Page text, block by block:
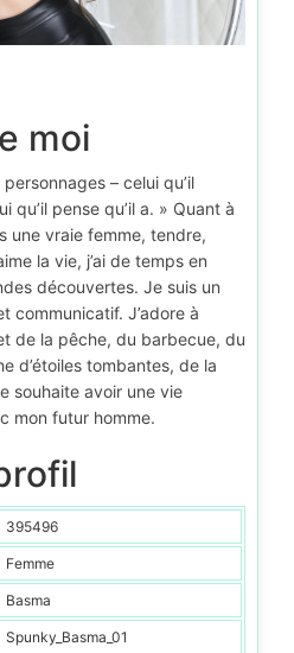
moi
– celui qu’il
qu’il pense qu’il a. » Quant à
une vraie femme, tendre,
la vie, j’ai de temps en
découvertes. Je suis un
communicatif. J’adore à
de la pêche, du barbecue, du
d’étoiles tombantes, de la
souhaite avoir une vie
mon futur homme.
395496
Femme
Basma
Spunky_Basma_01